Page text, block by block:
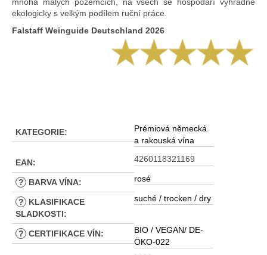
mnoha malých pozemcích, na všech se hospodaří výhradně
ekologicky s velkým podílem ruční práce.
Falstaff Weinguide Deutschland 2026
KATEGORIE:
Prémiová německá
a rakouská vína
EAN: 4260118321169
? BARVA VÍNA: rosé
?
KLASIFIKACE
SLADKOSTI:
suché / trocken / dry
? CERTIFIKACE VÍN:
BIO / VEGAN/ DE-
ÖKO-022